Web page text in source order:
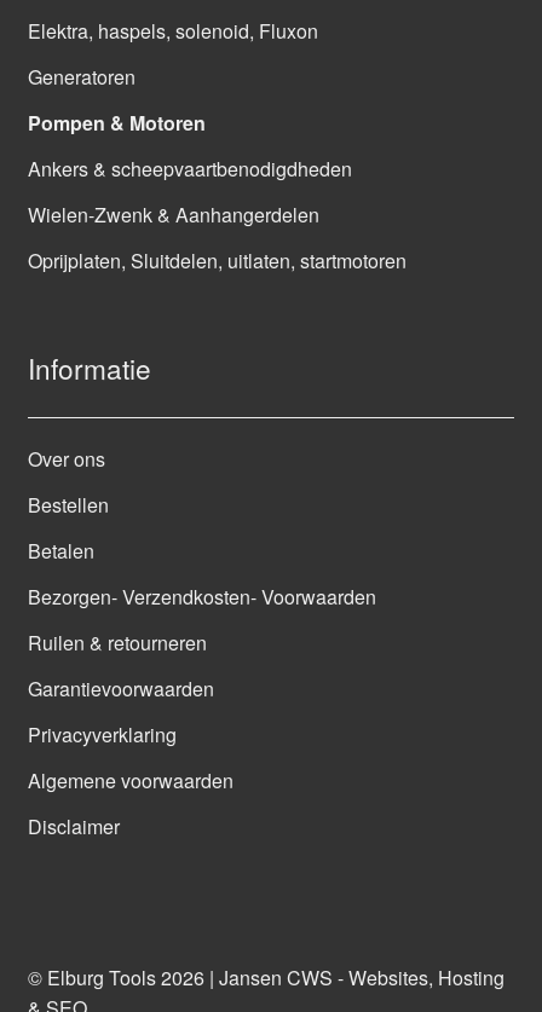
Elektra, haspels, solenoid, Fluxon
Generatoren
Pompen & Motoren
Ankers & scheepvaartbenodigdheden
Wielen-Zwenk & Aanhangerdelen
Oprijplaten, Sluitdelen, uitlaten, startmotoren
Informatie
Over ons
Bestellen
Betalen
Bezorgen- Verzendkosten- Voorwaarden
Ruilen & retourneren
Garantievoorwaarden
Privacyverklaring
Algemene voorwaarden
Disclaimer
© Elburg Tools 2026 | Jansen CWS - Websites, Hosting